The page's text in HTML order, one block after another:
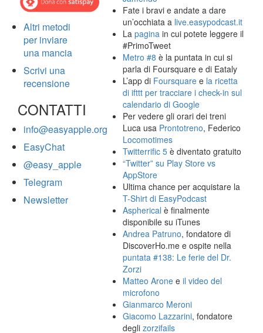
Altri metodi
per inviare
una mancia
Scrivi una
recensione
CONTATTI
info@easyapple.org
EasyChat
@easy_apple
Telegram
Newsletter
Fate i bravi e andate a dare
un’occhiata a live.easypodcast.it
Lapagina in cui potete leggere il
#PrimoTweet
Metro #8 è la puntata in cui si
parla di Foursquare e di Eataly
L’app di Foursquare e la ricetta
di ifttt per tracciare i check-in sul
calendario di Google
Per vedere gli orari dei treni
Luca usa Prontotreno, Federico
Locomotimes
Twitterrific 5 è diventato gratuito
“Twitter” su Play Store vs
AppStore
Ultima chance per acquistare la
T-Shirt di EasyPodcast
Aspherical è finalmente
disponibile su iTunes
Andrea Patruno, fondatore di
DiscoverHo.me e ospite nella
puntata #138: Le ferie del Dr.
Zorzi
Matteo Arone eil video del
microfono
Gianmarco Meroni
Giacomo Lazzarini, fondatore
deglizorzifails